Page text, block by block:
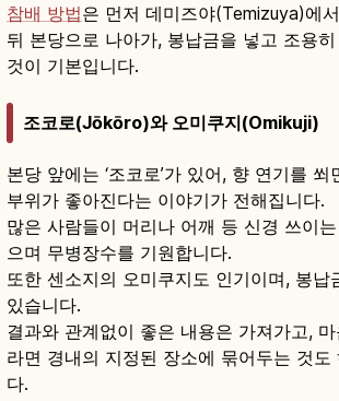
참배 방법은 먼저 데미즈야(Temizuya)에
뒤 본당으로 나아가, 봉납금을 넣고 조용
것이 기본입니다.
조코로(Jōkōro)와 오미쿠지(Omikuji)
본당 앞에는 ‘조코로’가 있어, 향 연기를
부위가 좋아진다는 이야기가 전해집니다.
많은 사람들이 머리나 어깨 등 신경 쓰이
으며 무병장수를 기원합니다.
또한 센소지의 오미쿠지도 인기이며, 봉납
있습니다.
결과와 관계없이 좋은 내용은 가져가고,
라면 경내의 지정된 장소에 묶어두는 것도
다.